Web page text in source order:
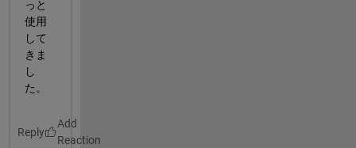
っと
使用
して
きま
し
た。
Reply